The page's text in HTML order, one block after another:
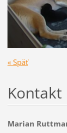
« Späť
Kontakt
Marian